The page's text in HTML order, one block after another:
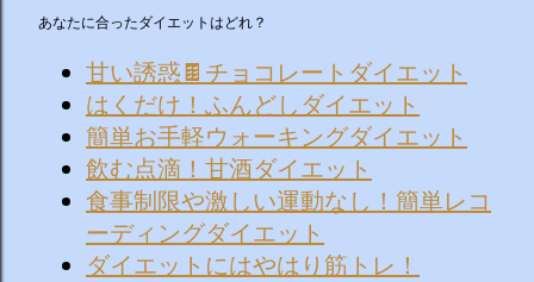
あなたに合ったダイエットはどれ？
甘い誘惑🍫チョコレートダイエット
はくだけ！ふんどしダイエット
簡単お手軽ウォーキングダイエット
飲む点滴！甘酒ダイエット
食事制限や激しい運動なし！簡単レコ
ーディングダイエット
ダイエットにはやはり筋トレ！